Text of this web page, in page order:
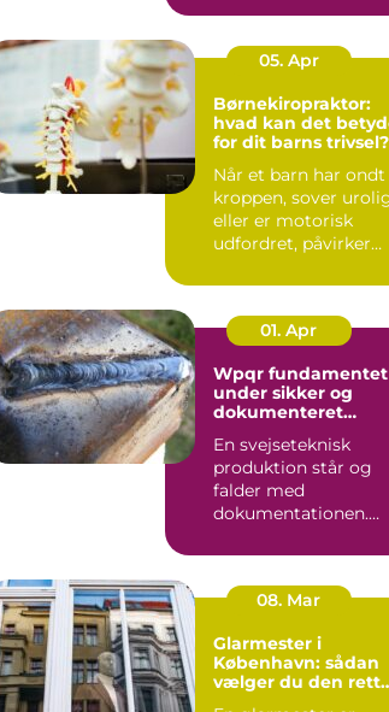
05. Apr
Børnekiropraktor:
hvad kan det
for dit barns trivsel?
Når et barn har ondt
kroppen, sover
eller er motorisk
udfordret, påvirker
01. Apr
Wpqr fundamentet
under sikker og
dokumenteret
En svejseteknisk
produktion står og
falder med
dokumentationen.
procedurer, prøver
cer...
08. Mar
Glarmester i
København: sådan
vælger du den